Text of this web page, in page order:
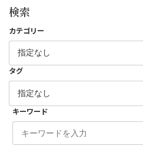
検索
カテゴリー
タグ
キーワード